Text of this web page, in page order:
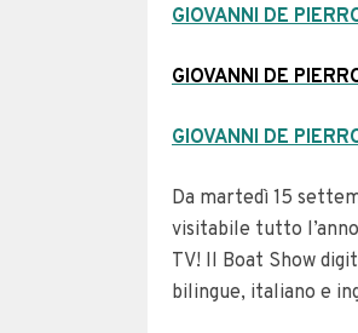
GIOVANNI DE
GIOVANNI DE
GIOVANNI DE
Da martedì 15
visitabile tutto
TV! Il Boat Show
bilingue, italiano e